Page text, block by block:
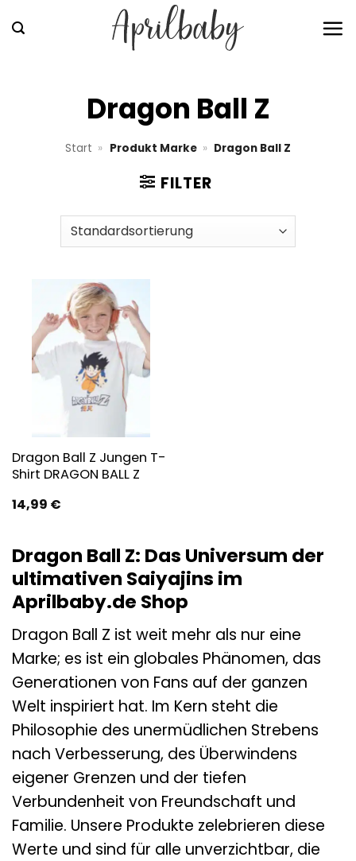
Inhalt
Dragon Ball Z
Start » Produkt Marke » Dragon Ball Z
FILTER
Dragon Ball Z Jungen T-
Shirt DRAGON BALL Z
14,99 €
Dragon Ball Z: Das Universum der
ultimativen Saiyajins im
Aprilbaby.de Shop
Dragon Ball Z ist weit mehr als nur eine
Marke; es ist ein globales Phänomen, das
Generationen von Fans auf der ganzen
Welt inspiriert hat. Im Kern steht die
Philosophie des unermüdlichen Strebens
nach Verbesserung, des Überwindens
eigener Grenzen und der tiefen
Verbundenheit von Freundschaft und
Familie. Unsere Produkte zelebrieren diese
Werte und sind für alle unverzichtbar, die